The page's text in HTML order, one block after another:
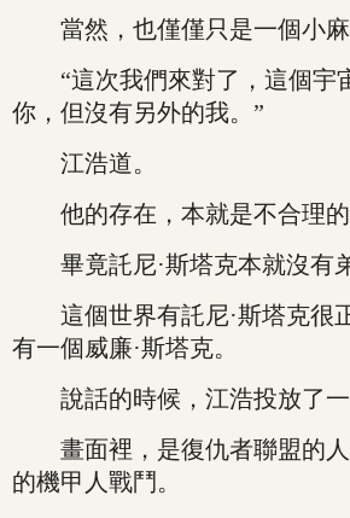
當然，也僅僅只是一個小麻
“這次我們來對了，這個宇
你，但沒有另外的我。”
江浩道。
他的存在，本就是不合理的
畢竟託尼·斯塔克本就沒有弟
這個世界有託尼·斯塔克很
有一個威廉·斯塔克。
說話的時候，江浩投放了一
畫面裡，是復仇者聯盟的人
的機甲人戰鬥。